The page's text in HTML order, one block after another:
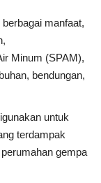
manfaat,
Minum (SPAM),
bendungan,
untuk
terdampak
gempa